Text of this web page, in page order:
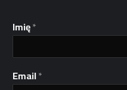
E
m
i
l
I
Imię*
Email*